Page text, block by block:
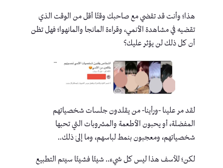
هذا؛ وأنت قد تقضي مع صاحبك وقتًا أقل من الوقت الذي
تقضيه في مشاهدة الأنمي، وقراءة المانجا والمانهوا؛ فهل تظن
أن كل ذلك لن يؤثر عليك؟
لقد مر علينا -ورأينا- من يقلدون جلسات شخصياتهم
المفضلة، أو يحبون الأطعمة والمشروبات التي تحبها
شخصياتهم، ومعجبون بنمط لباسهم، وما إلىٰ ذلك..
لكن؛ للأسف هذا ليس كل شيء.. شيئًا فشيئًا سيتم التطبيع